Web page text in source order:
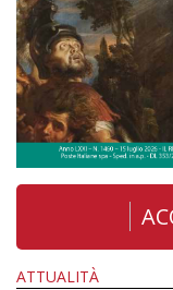
ATTUALITÀ